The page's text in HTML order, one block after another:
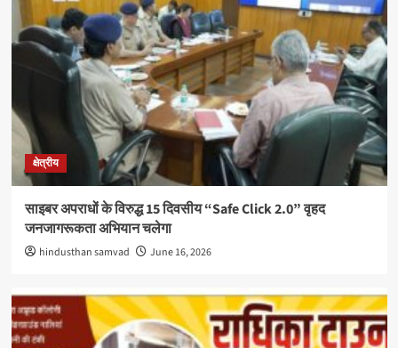
क्षेत्रीय
साइबर अपराधों के विरुद्ध 15 दिवसीय “Safe Click 2.0” वृहद
जनजागरूकता अभियान चलेगा
hindusthan samvad June 16, 2026